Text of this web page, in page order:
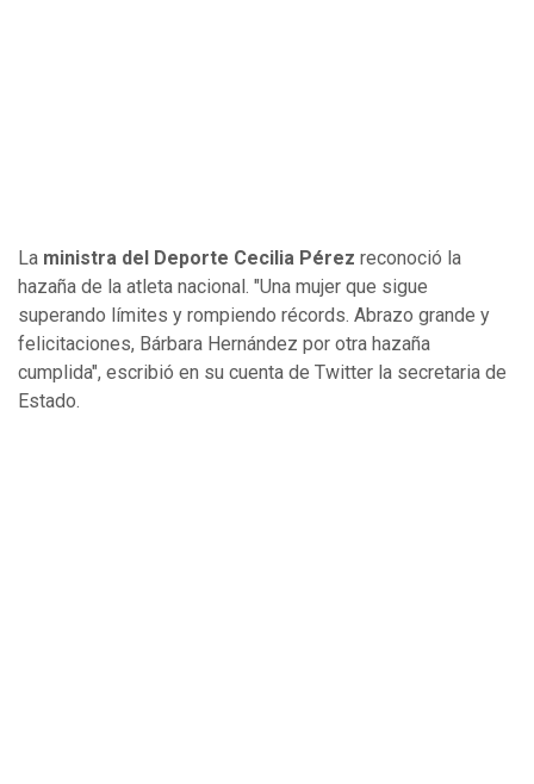
La ministra del Deporte Cecilia Pérez reconoció la
hazaña de la atleta nacional. "Una mujer que sigue
superando límites y rompiendo récords. Abrazo grande y
felicitaciones, Bárbara Hernández por otra hazaña
cumplida", escribió en su cuenta de Twitter la secretaria de
Estado.